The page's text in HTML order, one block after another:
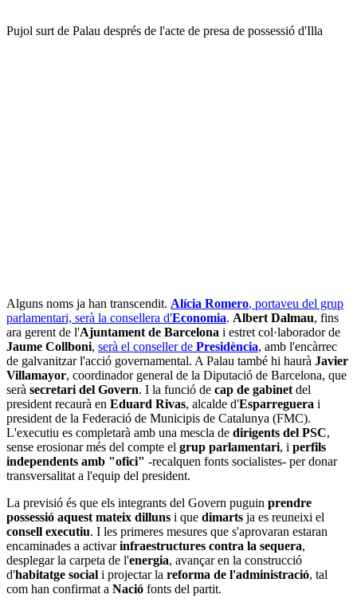
Pujol surt de Palau després de l'acte de presa de possessió d'Illa
Alguns noms ja han transcendit. Alícia Romero, portaveu del grup
parlamentari, serà la consellera d'Economia. Albert Dalmau, fins
ara gerent de l'Ajuntament de Barcelona i estret col·laborador de
Jaume Collboni, serà el conseller de Presidència, amb l'encàrrec
de galvanitzar l'acció governamental. A Palau també hi haurà Javier
Villamayor, coordinador general de la Diputació de Barcelona, que
serà secretari del Govern. I la funció de cap de gabinet del
president recaurà en Eduard Rivas, alcalde d'Esparreguera i
president de la Federació de Municipis de Catalunya (FMC).
L'executiu es completarà amb una mescla de dirigents del PSC,
sense erosionar més del compte el grup parlamentari, i perfils
independents amb "ofici" -recalquen fonts socialistes- per donar
transversalitat a l'equip del president.
La previsió és que els integrants del Govern puguin prendre
possessió aquest mateix dilluns i que dimarts ja es reuneixi el
consell executiu. I les primeres mesures que s'aprovaran estaran
encaminades a activarinfraestructures contra la sequera,
desplegar la carpeta de l'energia, avançar en la construcció
d'habitatge social i projectar la reforma de l'administració, tal
com han confirmat a Nació fonts del partit.